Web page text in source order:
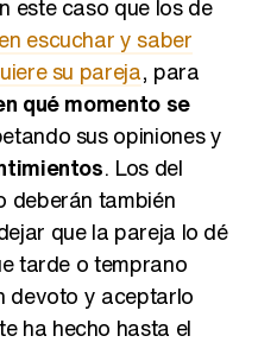
escuchar y saber
su pareja, para
qué momento se
sus opiniones y
. Los del
deberán también
que la pareja lo dé
tarde o temprano
devoto y aceptarlo
ha hecho hasta el